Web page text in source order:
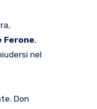
Ferone,
nel
Don